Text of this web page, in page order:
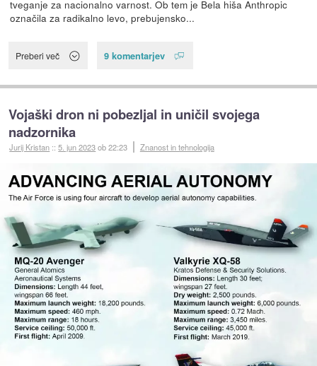
tveganje za nacionalno varnost. Ob tem je Bela hiša Anthropic
označila za radikalno levo, prebujensko...
Preberi več 9 komentarjev
Vojaški dron ni pobezljal in uničil svojega
nadzornika
Jurij Kristan ::5. jun 2023ob 22:23 Znanost in tehnologija